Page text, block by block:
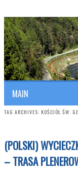
SITK RP
Polish Association of
MAIN
TAG ARCHIVES: KOŚCIÓŁ ŚW.
(POLSKI)
– TRASA